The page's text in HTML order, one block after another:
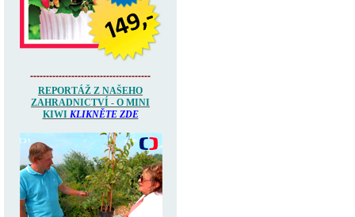
--------------------------------------
REPORTÁŽ Z NAŠEHO
ZAHRADNICTVÍ - O MINI
KIWI KLIKNĚTE ZDE